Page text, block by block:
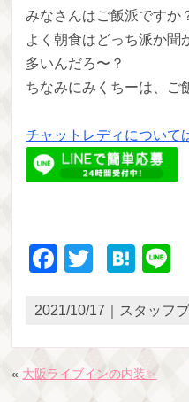
みなさんはご飯派ですか
よく朝食はどっち派か聞
多いんだろ〜？
チャットレディについて
Facebook
Twitter
2021/10/17｜スタッフ
« 大阪ライブインの内装✨